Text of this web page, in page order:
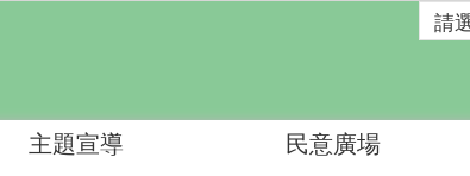
主題宣導 民意廣場